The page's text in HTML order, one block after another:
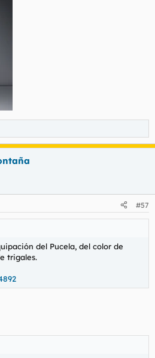
#57
del Pucela, del color de
trigales.